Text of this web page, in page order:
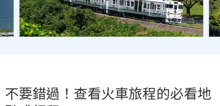
不要錯過！查看火車旅程的必看地